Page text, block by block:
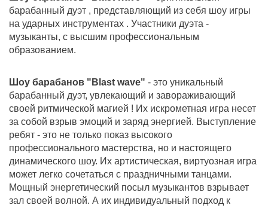
барабанный дуэт , представляющий из себя шоу игры
на ударных инструментах . Участники дуэта -
музыканты, с высшим профессиональным
образованием.
Шоу барабанов "Blast wave" - это уникальный
барабанный дуэт, увлекающий и завораживающий
своей ритмической магией ! Их искрометная игра несет
за собой взрыв эмоций и заряд энергией. Выступление
ребят - это не только показ высокого
профессионального мастерства, но и настоящего
динамического шоу. Их артистическая, виртуозная игра
может легко сочетаться с праздничными танцами.
Мощный энергетический посыл музыкантов взрывает
зал своей волной. А их индивидуальный подход к